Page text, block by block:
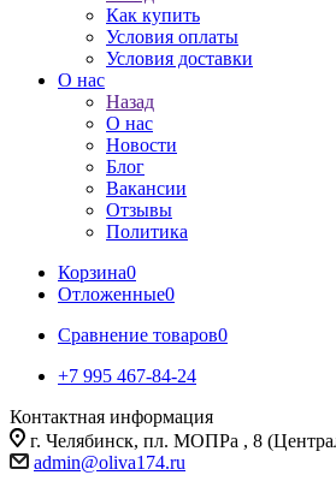
Как купить
Условия оплаты
Условия доставки
О нас
Назад
О нас
Новости
Блог
Вакансии
Отзывы
Политика
Корзина0
Отложенные0
Сравнение товаров0
+7 995 467‑84‑24
Контактная информация
г. Челябинск, пл. МОПРа , 8
admin@oliva174.ru